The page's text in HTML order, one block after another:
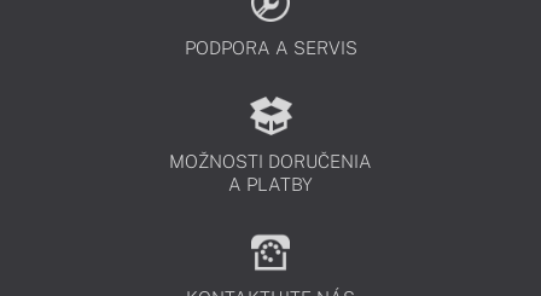
PODPORA A SERVIS
MOŽNOSTI DORUČENIA
A PLATBY